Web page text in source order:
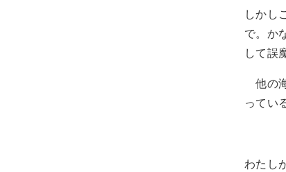
しかし
で。か
して誤
他の
ってい
わたし